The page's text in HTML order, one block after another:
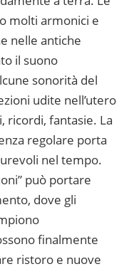
molti armonici e
nelle antiche
il suono
sonorità del
udite nell’utero
ricordi, fantasie. La
regolare porta
nel tempo.
può portare
dove gli
finalmente
ristoro e nuove